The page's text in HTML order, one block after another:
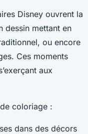
Disney ouvrent la
dessin mettant en
ou encore
Ces moments
aux
coloriage :
dans des décors